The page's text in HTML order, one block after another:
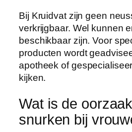
Bij Kruidvat zijn geen
verkrijgbaar. Wel kunnen
beschikbaar zijn. Voor
producten wordt
apotheek of
kijken.
Wat is de
snurken bij